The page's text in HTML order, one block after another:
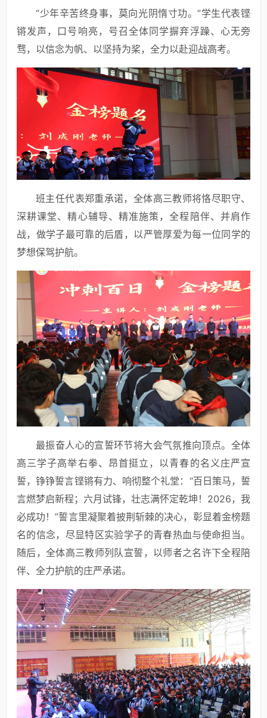
“少年辛苦终身事，莫向光阴惰寸功。”学生代表铿
锵发声，口号响亮，号召全体同学摒弃浮躁、心无旁
骛，以信念为帆、以坚持为桨，全力以赴迎战高考。
班主任代表郑重承诺，全体高三教师将恪尽职守、
深耕课堂、精心辅导、精准施策，全程陪伴、并肩作
战，做学子最可靠的后盾，以严管厚爱为每一位同学的
梦想保驾护航。
最振奋人心的宣誓环节将大会气氛推向顶点。全体
高三学子高举右拳、昂首挺立，以青春的名义庄严宣
誓，铮铮誓言铿锵有力、响彻整个礼堂：“百日策马，誓
言燃梦启新程；六月试锋，壮志满怀定乾坤！2026，我
必成功！”誓言里凝聚着披荆斩棘的决心，彰显着金榜题
名的信念，尽显特区实验学子的青春热血与使命担当。
随后，全体高三教师列队宣誓，以师者之名许下全程陪
伴、全力护航的庄严承诺。